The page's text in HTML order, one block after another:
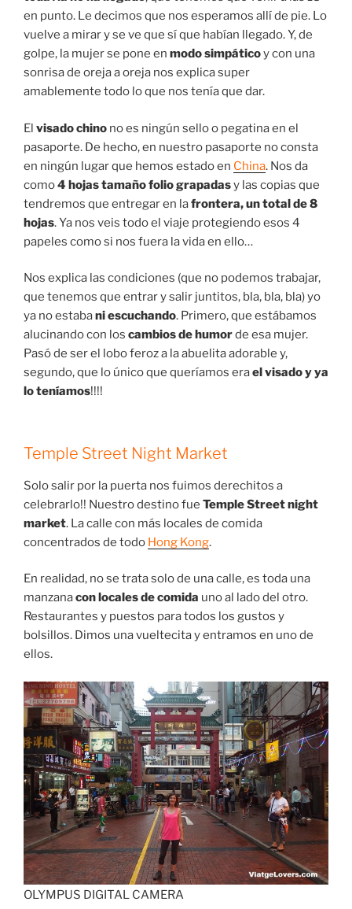
en punto. Le decimos que nos esperamos allí de pie. Lo
vuelve a mirar y se ve que sí que habían llegado. Y, de
golpe, la mujer se pone en modo simpáticoy con una
sonrisa de oreja a oreja nos explica super
amablemente todo lo que nos tenía que dar.
El visado chino no es ningún sello o pegatina en el
pasaporte. De hecho, en nuestro pasaporte no consta
en ningún lugar que hemos estado en China. Nos da
como4 hojas tamaño folio grapadasy las copias que
tendremos que entregar en lafrontera, un total de 8
hojas. Ya nos veis todo el viaje protegiendo esos 4
papeles como si nos fuera la vida en ello…
Nos explica las condiciones (que no podemos trabajar,
que tenemos que entrar y salir juntitos, bla, bla, bla) yo
ya no estabani escuchando. Primero, que estábamos
alucinando con los cambios de humorde esa mujer.
Pasó de ser el lobo feroz a la abuelita adorable y,
segundo, que lo único que queríamos erael visado y ya
lo teníamos!!!!
Temple Street Night Market
Solo salir por la puerta nos fuimos derechitos a
celebrarlo!! Nuestro destino fue Temple Street night
market. La calle con más locales de comida
concentrados de todo Hong Kong.
En realidad, no se trata solo de una calle, es toda una
manzanacon locales de comida uno al lado del otro.
Restaurantes y puestos para todos los gustos y
bolsillos. Dimos una vueltecita y entramos en uno de
ellos.
OLYMPUS DIGITAL CAMERA